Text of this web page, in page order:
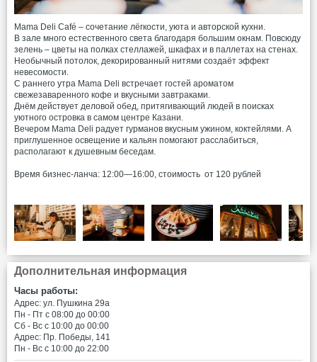
Mama Deli Café – сочетание лёгкости, уюта и авторской кухни.
В зале много естественного света благодаря большим окнам. Повсюду
зелень – цветы на полках стеллажей, шкафах и в паллетах на стенах.
Необычный потолок, декорированный нитями создаёт эффект
невесомости.
С раннего утра Mama Deli встречает гостей ароматом
свежезаваренного кофе и вкусными завтраками.
Днём действует деловой обед, притягивающий людей в поисках
уютного островка в самом центре Казани.
Вечером Mama Deli радует гурманов вкусным ужином, коктейлями. А
приглушенное освещение и кальян помогают расслабиться,
располагают к душевным беседам.
Время бизнес-ланча: 12:00—16:00, стоимость от 120 рублей
Дополнительная информация
Часы работы:
Адрес: ул. Пушкина 29а
Пн - Пт c 08:00 до 00:00
Сб - Вс c 10:00 до 00:00
Адрес: Пр. Победы, 141
Пн - Вс c 10:00 до 22:00